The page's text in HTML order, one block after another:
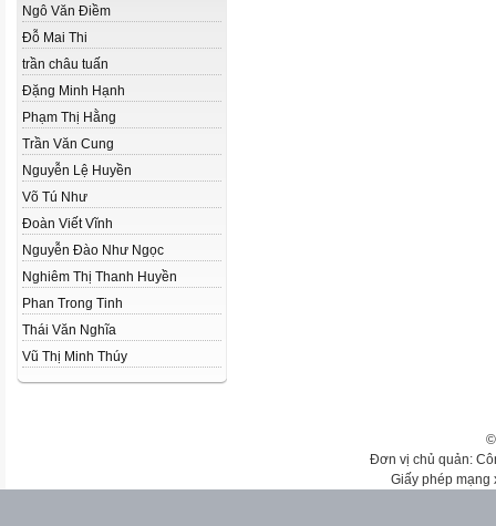
Ngô Văn Điềm
Đỗ Mai Thi
trần châu tuấn
Đặng Minh Hạnh
Phạm Thị Hằng
Trần Văn Cung
Nguyễn Lệ Huyền
Võ Tú Như
Đoàn Viết Vĩnh
Nguyễn Đào Như Ngọc
Nghiêm Thị Thanh Huyền
Phan Trong Tinh
Thái Văn Nghĩa
Vũ Thị Minh Thúy
Đơn vị chủ quản:
Giấy phép mạng